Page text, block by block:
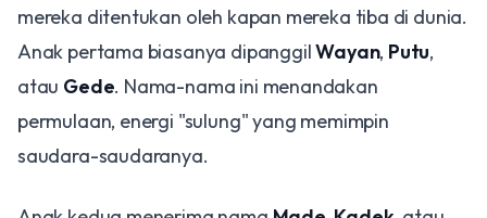
mereka ditentukan oleh kapan mereka tiba di dunia.
Anak pertama biasanya dipanggilWayan, Putu,
atau Gede. Nama-nama ini menandakan
permulaan, energi "sulung" yang memimpin
saudara-saudaranya.